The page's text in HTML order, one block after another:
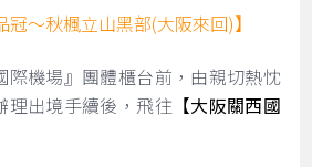
冠～秋楓立山黑部(大阪來回)】
際機場』團體櫃台前，由親切熱忱
理出境手續後，飛往 【大阪關西國